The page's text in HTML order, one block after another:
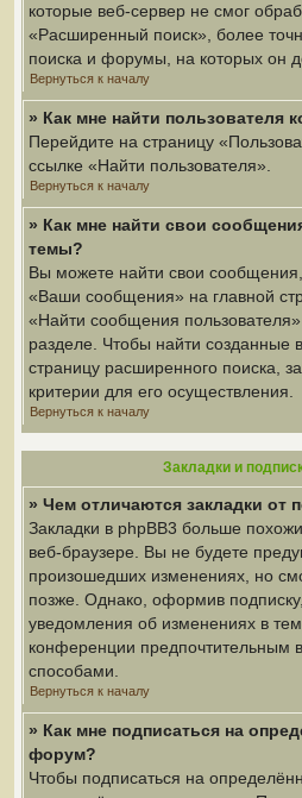
которые веб-сервер не смог
«Расширенный поиск», более
поиска и форумы, на которых он
Вернуться к началу
» Как мне найти пользователя
Перейдите на страницу
ссылке «Найти пользователя».
Вернуться к началу
» Как мне найти свои
темы?
Вы можете найти свои
«Ваши сообщения» на главной
«Найти сообщения
разделе. Чтобы найти созданные
страницу расширенного поиска,
критерии для его осуществления.
Вернуться к началу
Закладки и
» Чем отличаются закладки от
Закладки в phpBB3 больше
веб-браузере. Вы не будете
произошедших изменениях, но
позже. Однако, оформив
уведомления об изменениях в
конференции предпочтительным
способами.
Вернуться к началу
» Как мне подписаться на
форум?
Чтобы подписаться на